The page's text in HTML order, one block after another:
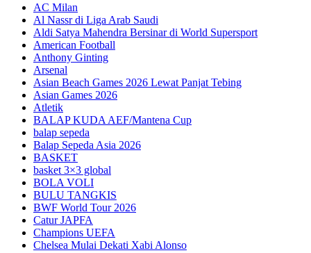
AC Milan
Al Nassr di Liga Arab Saudi
Aldi Satya Mahendra Bersinar di World Supersport
American Football
Anthony Ginting
Arsenal
Asian Beach Games 2026 Lewat Panjat Tebing
Asian Games 2026
Atletik
BALAP KUDA AEF/Mantena Cup
balap sepeda
Balap Sepeda Asia 2026
BASKET
basket 3×3 global
BOLA VOLI
BULU TANGKIS
BWF World Tour 2026
Catur JAPFA
Champions UEFA
Chelsea Mulai Dekati Xabi Alonso